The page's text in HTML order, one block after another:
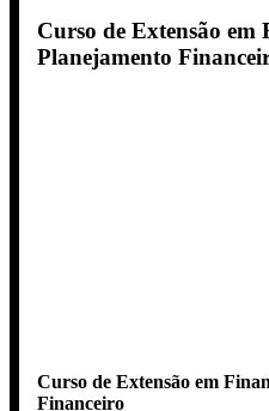
Curso de Extensão em
Planejamento
Curso de Extensão em
Financeiro